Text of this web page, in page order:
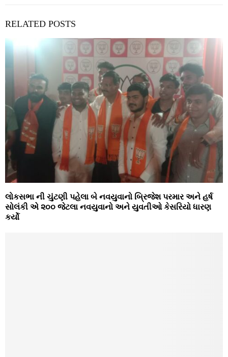
RELATED POSTS
લોકસભા ની ચુંટણી પહેલા બે નવયુવાનો બ્રિજેશ પરમાર અને હર્ષ
સોલંકી એ ૨૦૦ જેટલા નવયુવાનો અને યુવતીઓ કેસરિયો ધારણ
કર્યો